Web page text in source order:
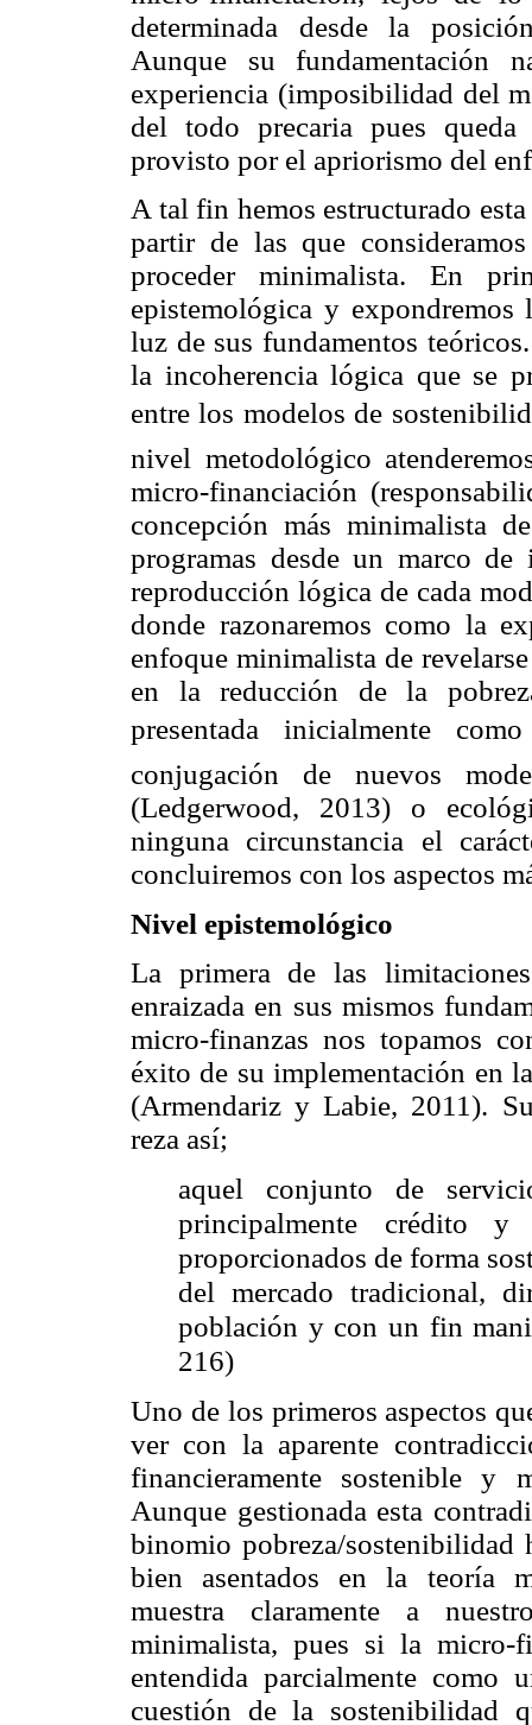
determinada desde la
Aunque su fundamentación
experiencia (imposibilidad del
del todo precaria pues
provisto por el apriorismo del
A tal fin hemos estructurado
partir de las que
proceder minimalista. En
epistemológica y
luz de sus fundamentos
la incoherencia lógica que se
entre los modelos de
nivel metodológico
micro-financiación
concepción más minimalista
programas desde un marco
reproducción lógica de cada
donde razonaremos como la
enfoque minimalista de
en la reducción de la
presentada inicialmente
conjugación de nuevos
(Ledgerwood, 2013) o
ninguna circunstancia el
concluiremos con los aspectos
Nivel epistemológico
La primera de las
enraizada en sus mismos
micro-finanzas nos topamos
éxito de su implementación en
(Armendariz y Labie, 2011).
reza así;
aquel conjunto de
principalmente crédito y
proporcionados de forma
del mercado tradicional,
población y con un fin
216)
Uno de los primeros aspectos
ver con la aparente
financieramente sostenible y
Aunque gestionada esta
binomio pobreza/sostenibilidad
bien asentados en la teoría
muestra claramente a
minimalista, pues si la micro-
entendida parcialmente
cuestión de la sostenibilidad